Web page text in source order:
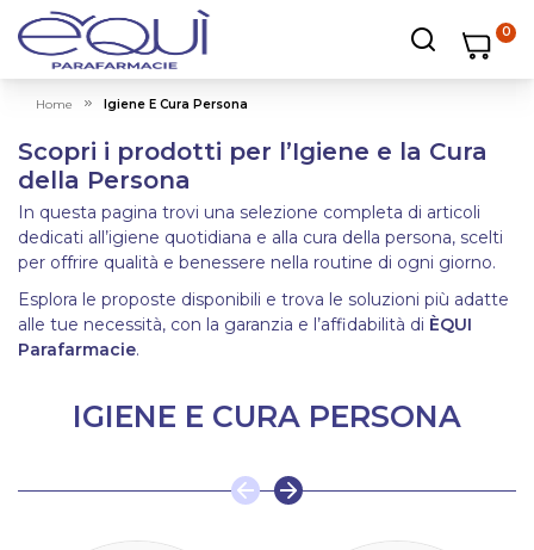
ApriCarrello
Carrello
0
Home Igiene E Cura Persona
Scopri i prodotti per l’Igiene e la Cura
della Persona
In questa pagina trovi una selezione completa di articoli
dedicati all’igiene quotidiana e alla cura della persona, scelti
per offrire qualità e benessere nella routine di ogni giorno.
Esplora le proposte disponibili e trova le soluzioni più adatte
alle tue necessità, con la garanzia e l’affidabilità di ÈQUI
Parafarmacie.
IGIENE E CURA PERSONA